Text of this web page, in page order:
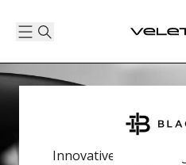
Innovative,